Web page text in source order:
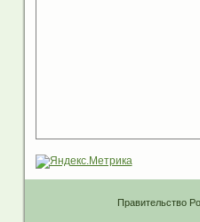
Правительство